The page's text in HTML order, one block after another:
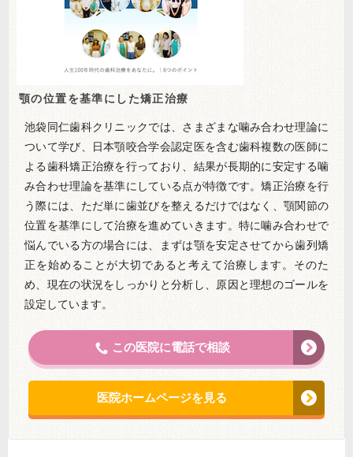
顎の位置を基準にした矯正治療
池袋同仁歯科クリニックでは、さまざまな噛み合わせ理論に
ついて学び、日本顎咬合学会認定医を含む歯科複数の医師に
よる歯科矯正治療を行っており、結果が長期的に安定する噛
み合わせ理論を基準にしている点が特徴です。矯正治療を行
う際には、ただ単に歯並びを整えるだけではなく、顎関節の
位置を基準にして治療を進めていきます。特に噛み合わせで
悩んでいる方の場合には、まずは顎を安定させてから歯列矯
正を始めることが大切であると考えて治療します。そのた
め、現在の状況をしっかりと分析し、原因と理想のゴールを
設定しています。
この医院に電話で相談
医院ホームページを見る